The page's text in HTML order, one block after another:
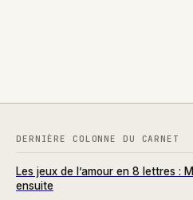
DERNIÈRE COLONNE DU CARNET
Les jeux de l’amour en 8 lettres :
ensuite